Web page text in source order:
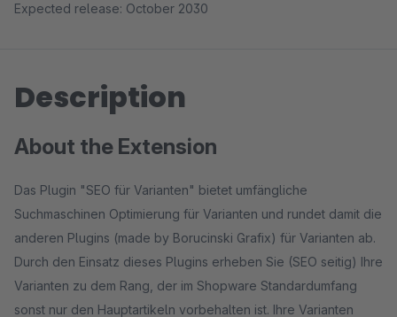
Expected release: October 2030
Description
About the Extension
Das Plugin "SEO für Varianten" bietet umfängliche
Suchmaschinen Optimierung für Varianten und rundet damit die
anderen Plugins (made by Borucinski Grafix) für Varianten ab.
Durch den Einsatz dieses Plugins erheben Sie (SEO seitig) Ihre
Varianten zu dem Rang, der im Shopware Standardumfang
sonst nur den Hauptartikeln vorbehalten ist. Ihre Varianten